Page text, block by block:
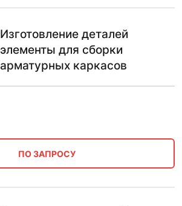
Изготовление деталей
элементы для сборки
арматурных каркасов
ПО ЗАПРОСУ